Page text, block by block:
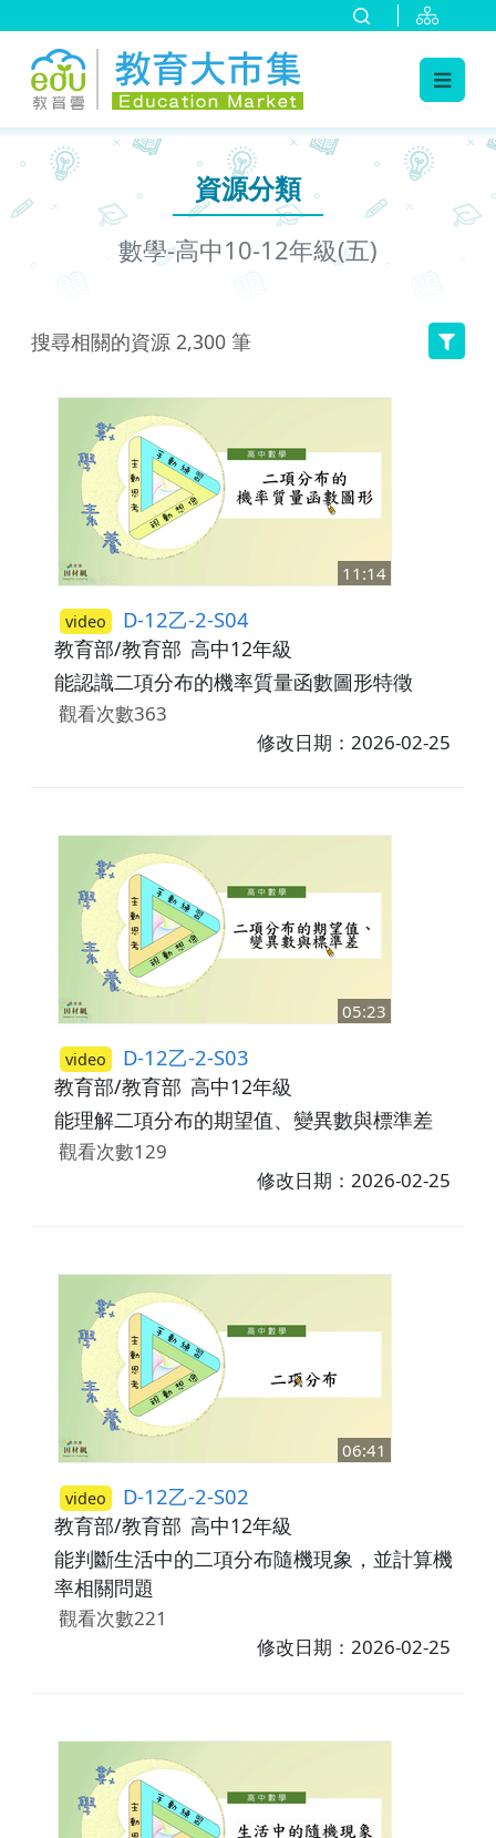
資源分類
數學-高中10-12年級(五)
搜尋相關的資源 2,300 筆
11:14
video D-12乙-2-S04
教育部/教育部 高中12年級
能認識二項分布的機率質量函數圖形特徵
觀看次數363
修改日期：2026-02-25
05:23
video D-12乙-2-S03
教育部/教育部 高中12年級
能理解二項分布的期望值、變異數與標準差
觀看次數129
修改日期：2026-02-25
06:41
video D-12乙-2-S02
教育部/教育部 高中12年級
能判斷生活中的二項分布隨機現象，並計算機
率相關問題
觀看次數221
修改日期：2026-02-25